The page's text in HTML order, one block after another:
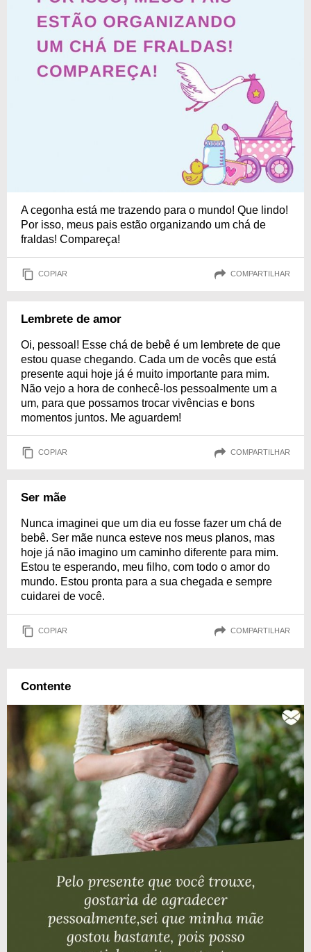
A cegonha está me trazendo para o mundo! Que lindo!
Por isso, meus pais estão organizando um chá de
fraldas! Compareça!
COPIAR COMPARTILHAR
Lembrete de amor
Oi, pessoal! Esse chá de bebê é um lembrete de que
estou quase chegando. Cada um de vocês que está
presente aqui hoje já é muito importante para mim.
Não vejo a hora de conhecê-los pessoalmente um a
um, para que possamos trocar vivências e bons
momentos juntos. Me aguardem!
COPIAR COMPARTILHAR
Ser mãe
Nunca imaginei que um dia eu fosse fazer um chá de
bebê. Ser mãe nunca esteve nos meus planos, mas
hoje já não imagino um caminho diferente para mim.
Estou te esperando, meu filho, com todo o amor do
mundo. Estou pronta para a sua chegada e sempre
cuidarei de você.
COPIAR COMPARTILHAR
Contente